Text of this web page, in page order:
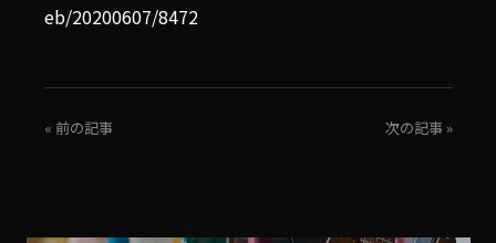
eb/20200607/8472
« 前の記事 次の記事 »